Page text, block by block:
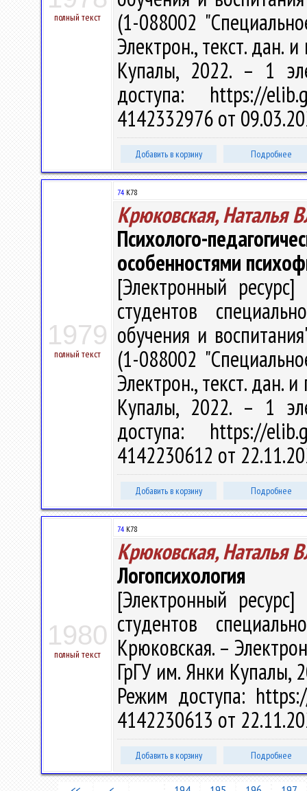
полный текст
(1-088002
Электрон., текст. дан.
Купалы, 2022. – 1
доступа: https://
4142332976 от
Добавить в корзину Подробнее
1979
полный текст
74 К78
Крюковская, Наталья
Психолого-
особенностями
[Электронный
студентов
обучения и
(1-088002
Электрон., текст. дан.
Купалы, 2022. – 1
доступа: https://
4142230612 от
Добавить в корзину Подробнее
1980
полный текст
74 К78
Крюковская, Наталья
Логопсихология
[Электронный
студентов
Крюковская. –
ГрГУ им. Янки Купалы,
Режим доступа:
4142230613 от
Добавить в корзину Подробнее